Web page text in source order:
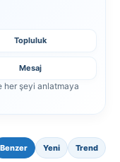
Topluluk
Mesaj
her şeyi anlatmaya
Benzer Yeni Trend